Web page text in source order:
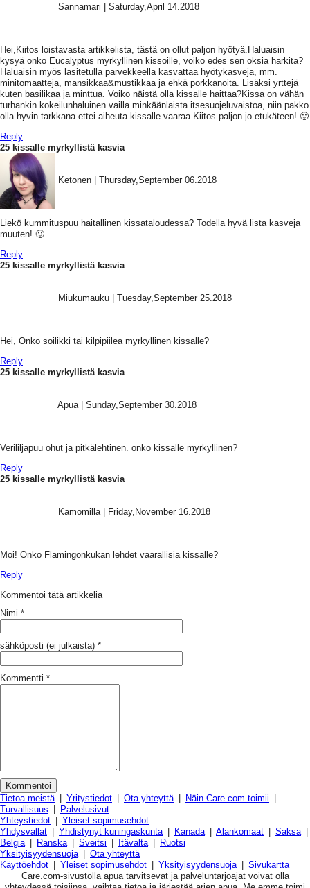
Sannamari Saturday,April 14.2018
Hei,Kiitos loistavasta artikkelista, tästä on ollut paljon hyötyä.Haluaisin
kysyä onko Eucalyptus myrkyllinen kissoille, voiko edes sen oksia harkita?
Haluaisin myös lasitetulla parvekkeella kasvattaa hyötykasveja, mm.
minitomaatteja, mansikkaa&mustikkaa ja ehkä porkkanoita. Lisäksi yrttejä
kuten basilikaa ja minttua. Voiko näistä olla kissalle haittaa?Kissa on vähän
turhankin kokeilunhaluinen vailla minkäänlaista itsesuojeluvaistoa, niin pakko
olla hyvin tarkkana ettei aiheuta kissalle vaaraa.Kiitos paljon jo etukäteen! 🙂
Reply
25 kissalle myrkyllistä kasvia
Ketonen Thursday,September 06.2018
Liekö kummituspuu haitallinen kissataloudessa? Todella hyvä lista kasveja
muuten! 🙂
Reply
25 kissalle myrkyllistä kasvia
Miukumauku Tuesday,September 25.2018
Hei, Onko soilikki tai kilpipiilea myrkyllinen kissalle?
Reply
25 kissalle myrkyllistä kasvia
Apua| Sunday,September 30.2018
Verililjapuu ohut ja pitkälehtinen. onko kissalle myrkyllinen?
Reply
25 kissalle myrkyllistä kasvia
Kamomilla| Friday,November 16.2018
Moi! Onko Flamingonkukan lehdet vaarallisia kissalle?
Reply
Kommentoi tätä artikkelia
Nimi *
sähköposti (ei julkaista) *
Kommentti *
Tietoa meistä Yritystiedot Ota yhteyttä Näin Care.com toimii
Turvallisuus
Palvelusivut
Yhteystiedot
Yleiset sopimusehdot
Yhdysvallat
Yhdistynyt kuningaskunta Kanada Alankomaat Saksa
Belgia
Ranska Sveitsi Itävalta
Ruotsi
Yksityisyydensuoja
Ota yhteyttä
Käyttöehdot
Yleiset sopimusehdot Yksityisyydensuoja
Sivukartta
Care.com-sivustolla apua tarvitsevat ja palveluntarjoajat voivat olla